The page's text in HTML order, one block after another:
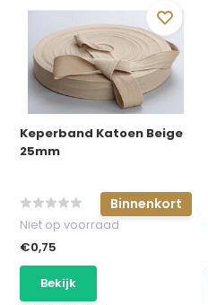
Keperband Katoen Beige
25mm
Binnenkort
Niet op voorraad
€0,75
Bekijk